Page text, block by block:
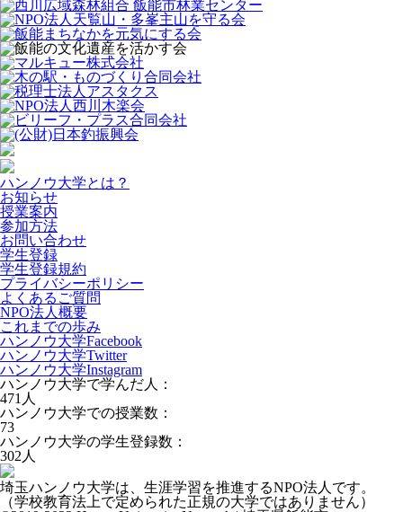
ハンノウ大学とは？
お知らせ
授業案内
参加方法
お問い合わせ
学生登録
学生登録規約
プライバシーポリシー
よくあるご質問
NPO法人概要
これまでの歩み
ハンノウ大学Facebook
ハンノウ大学Twitter
ハンノウ大学Instagram
ハンノウ大学で学んだ人：
471 人
ハンノウ大学での授業数：
73
ハンノウ大学の学生登録数：
302 人
埼玉ハンノウ大学は、生涯学習を推進するNPO法人です。
（学校教育法上で定められた正規の大学ではありません）